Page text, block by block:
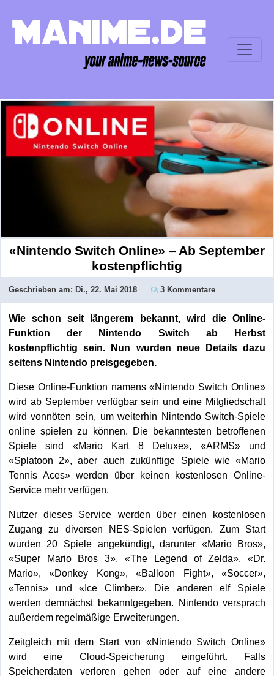
«Nintendo Switch Online» – Ab September
kostenpflichtig
Geschrieben am: Di., 22. Mai 2018 3 Kommentare
Wie schon seit längerem bekannt, wird die Online-
Funktion der Nintendo Switch ab Herbst
kostenpflichtig sein. Nun wurden neue Details dazu
seitens Nintendo preisgegeben.
Diese Online-Funktion namens «Nintendo Switch Online»
wird ab September verfügbar sein und eine Mitgliedschaft
wird vonnöten sein, um weiterhin Nintendo Switch-Spiele
online spielen zu können. Die bekanntesten betroffenen
Spiele sind «Mario Kart 8 Deluxe», «ARMS» und
«Splatoon 2», aber auch zukünftige Spiele wie «Mario
Tennis Aces» werden über keinen kostenlosen Online-
Service mehr verfügen.
Nutzer dieses Service werden über einen kostenlosen
Zugang zu diversen NES-Spielen verfügen. Zum Start
wurden 20 Spiele angekündigt, darunter «Mario Bros»,
«Super Mario Bros 3», «The Legend of Zelda», «Dr.
Mario», «Donkey Kong», «Balloon Fight», «Soccer»,
«Tennis» und «Ice Climber». Die anderen elf Spiele
werden demnächst bekanntgegeben. Nintendo versprach
außerdem regelmäßige Erweiterungen.
Zeitgleich mit dem Start von «Nintendo Switch Online»
wird eine Cloud-Speicherung eingeführt. Falls
Speicherdaten verloren gehen oder auf eine andere